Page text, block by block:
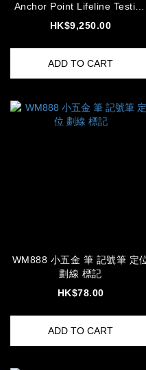
Anchor Point Lifeline Testing
Device 裝置測試器 測試器 錨固
HK$9,250.00
ADD TO CART
WM888 小五金 筆 記號筆 定位
劃線 標記
HK$78.00
ADD TO CART